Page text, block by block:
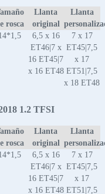
rosca
Llanta
original
Llanta
6,5 x 16
ET46|7 x
16 ET45|7
x 16 ET48
7 x 17
ET45|7,5
x 17
ET51|7,5
x 18 ET48
1.2 TFSI
rosca
Llanta
original
Llanta
6,5 x 16
ET46|7 x
16 ET45|7
x 16 ET48
7 x 17
ET45|7,5
x 17
ET51|7,5